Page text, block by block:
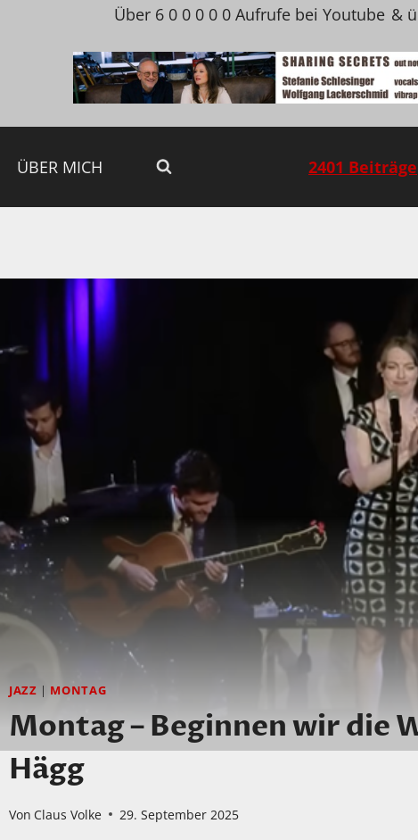
Über 6 0 0 0 0 0 Aufrufe bei Youtube &
ÜBER MICH 2401 Beiträge
JAZZ | MONTAG
Montag – Beginnen wir die
Hägg
Von Claus Volke 29. September 2025